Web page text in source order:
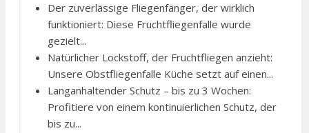
Der zuverlässige Fliegenfänger, der wirklich
funktioniert: Diese Fruchtfliegenfalle wurde
gezielt...
Natürlicher Lockstoff, der Fruchtfliegen anzieht:
Unsere Obstfliegenfalle Küche setzt auf einen...
Langanhaltender Schutz – bis zu 3 Wochen:
Profitiere von einem kontinuierlichen Schutz, der
bis zu...